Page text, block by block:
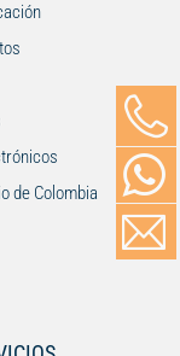
de Colombia